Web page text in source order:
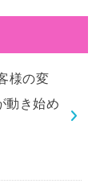
様の変
動き始め